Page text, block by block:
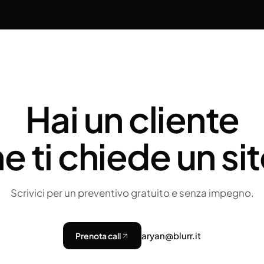
Hai un cliente
ti chiede un
Scrivici per un preventivo gratuito e senza impegno.
Prenota call aryan@blurr.it